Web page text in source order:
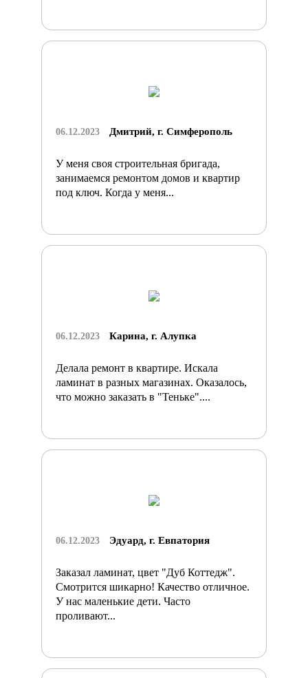
06.12.2023 Дмитрий, г. Симферополь
У меня своя строительная бригада,
занимаемся ремонтом домов и квартир
под ключ. Когда у меня...
06.12.2023 Карина, г. Алупка
Делала ремонт в квартире. Искала
ламинат в разных магазинах. Оказалось,
что можно заказать в "Теньке"....
06.12.2023 Эдуард, г. Евпатория
Заказал ламинат, цвет "Дуб Коттедж".
Смотрится шикарно! Качество отличное.
У нас маленькие дети. Часто
проливают...